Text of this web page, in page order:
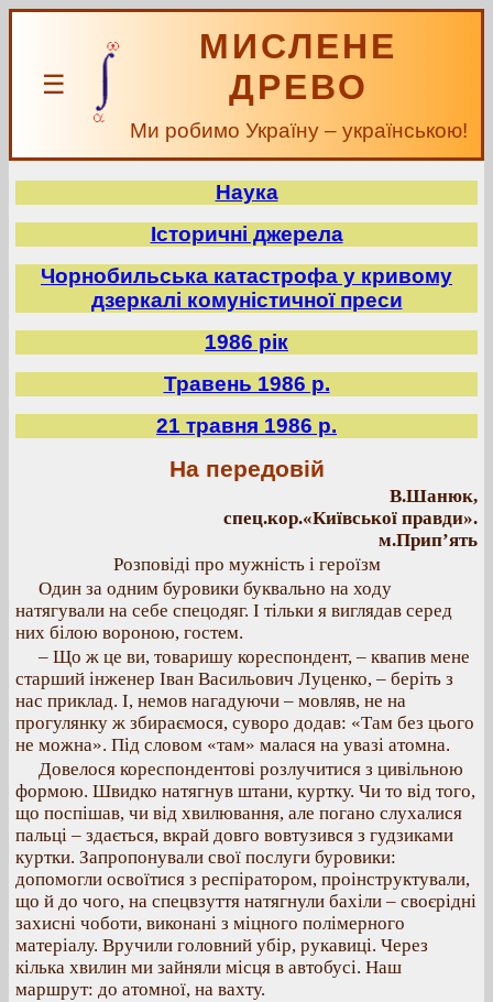
☰
МИСЛЕНЕ
ДРЕВО
Ми робимо Україну – українською!
Наука
Історичні джерела
Чорнобильська катастрофа у кривому
дзеркалі комуністичної преси
1986 рік
Травень 1986 р.
21 травня 1986 р.
На передовій
В.Шанюк,
спец.кор.«Київської правди».
м.Прип’ять
Розповіді про мужність і героїзм
Один за одним буровики буквально на ходу
натягували на себе спецодяг. І тільки я виглядав серед
них білою вороною, гостем.
– Що ж це ви, товаришу кореспондент, – квапив мене
старший інженер Іван Васильович Луценко, – беріть з
нас приклад. І, немов нагадуючи – мовляв, не на
прогулянку ж збираємося, суворо додав: «Там без цього
не можна». Під словом «там» малася на увазі атомна.
Довелося кореспондентові розлучитися з цивільною
формою. Швидко натягнув штани, куртку. Чи то від того,
що поспішав, чи від хвилювання, але погано слухалися
пальці – здається, вкрай довго вовтузився з гудзиками
куртки. Запропонували свої послуги буровики:
допомогли освоїтися з респіратором, проінструктували,
що й до чого, на спецвзуття натягнули бахіли – своєрідні
захисні чоботи, виконані з міцного полімерного
матеріалу. Вручили головний убір, рукавиці. Через
кілька хвилин ми зайняли місця в автобусі. Наш
маршрут: до атомної, на вахту.